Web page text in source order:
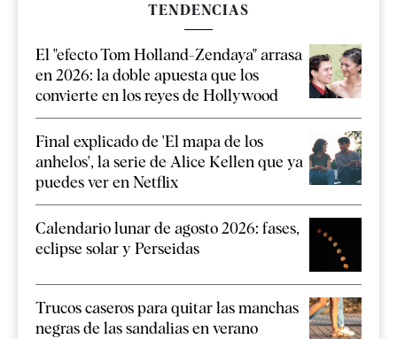
TENDENCIAS
El "efecto Tom Holland-Zendaya" arrasa
en 2026: la doble apuesta que los
convierte en los reyes de Hollywood
Final explicado de 'El mapa de los
anhelos', la serie de Alice Kellen que ya
puedes ver en Netflix
Calendario lunar de agosto 2026: fases,
eclipse solar y Perseidas
Trucos caseros para quitar las manchas
negras de las sandalias en verano